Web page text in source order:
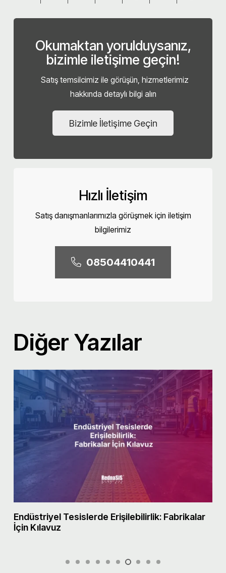
Okumaktan yorulduysanız,
bizimle iletişime geçin!
Satış temsilcimiz ile görüşün, hizmetlerimiz
hakkında detaylı bilgi alın
Bizimle İletişime Geçin
Hızlı İletişim
Satış danışmanlarımızla görüşmek için iletişim
bilgilerimiz
08504410441
Diğer Yazılar
Endüstriyel Tesislerde Erişilebilirlik: Fabrikalar
İçin Kılavuz